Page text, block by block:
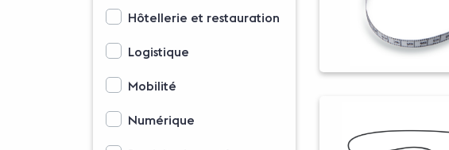
Hôtellerie et restauration
Logistique
Mobilité
Numérique